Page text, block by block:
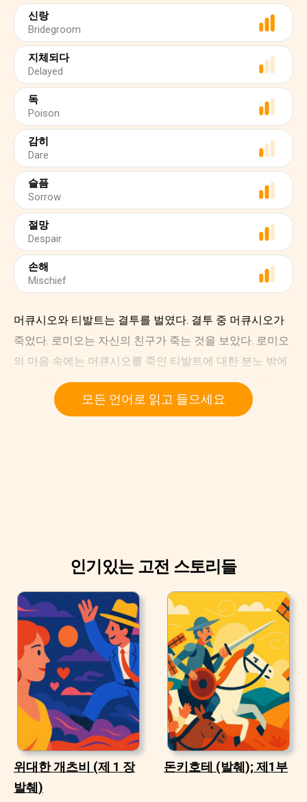
신랑
Bridegroom
지체되다
Delayed
독
Poison
감히
Dare
슬픔
Sorrow
절망
Despair
손해
Mischief
머큐시오와 티발트는 결투를 벌였다. 결투 중 머큐시오가
죽었다. 로미오는 자신의 친구가 죽는 것을 보았다. 로미오
의 마음 속에는 머큐시오를 죽인 티발트에 대한 분노 밖에
남지 않았다. 로미오는 티발트가 죽을 때까지 그와 싸웠다.
모든 언어로 읽고 들으세요
인기있는 고전 스토리들
위대한 개츠비 (제 1 장
발췌)
돈키호테 (발췌); 제1부